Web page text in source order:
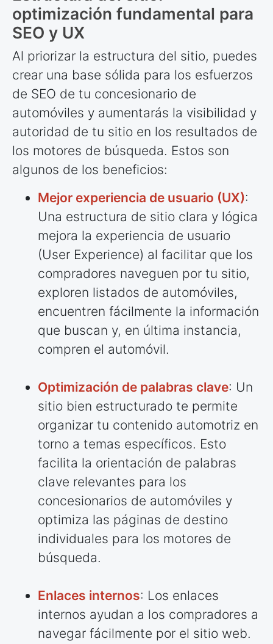
optimización fundamental para
SEO y UX
Al priorizar la estructura del sitio, puedes
crear una base sólida para los esfuerzos
de SEO de tu concesionario de
automóviles y aumentarás la visibilidad y
autoridad de tu sitio en los resultados de
los motores de búsqueda. Estos son
algunos de los beneficios:
Mejor experiencia de usuario (UX):
Una estructura de sitio clara y lógica
mejora la experiencia de usuario
(User Experience) al facilitar que los
compradores naveguen por tu sitio,
exploren listados de automóviles,
encuentren fácilmente la información
que buscan y, en última instancia,
compren el automóvil.
Optimización de palabras clave: Un
sitio bien estructurado te permite
organizar tu contenido automotriz en
torno a temas específicos. Esto
facilita la orientación de palabras
clave relevantes para los
concesionarios de automóviles y
optimiza las páginas de destino
individuales para los motores de
búsqueda.
Enlaces internos: Los enlaces
internos ayudan a los compradores a
navegar fácilmente por el sitio web.